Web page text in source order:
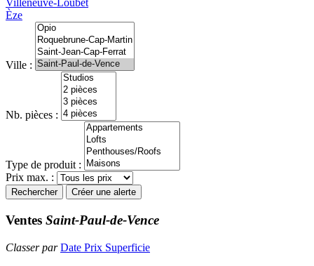
Villeneuve-Loubet
Èze
Ville :
Nb. pièces :
Type de produit :
Prix max. :
Rechercher Créer une alerte
Ventes Saint-Paul-de-Vence
Classer par Date Prix Superficie